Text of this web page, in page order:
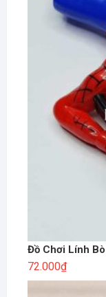
Đồ Chơi Lính
72.000₫